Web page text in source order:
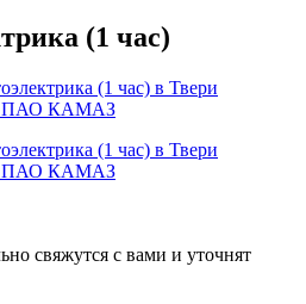
(1 час)
свяжутся с вами и уточнят